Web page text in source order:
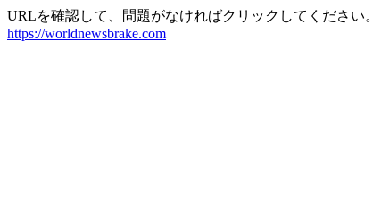
URLを確認して、問題がなければクリックしてください。
https://worldnewsbrake.com